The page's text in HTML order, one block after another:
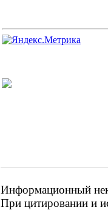
Информационный
При цитировании и